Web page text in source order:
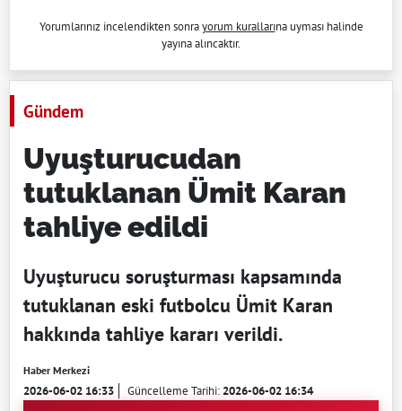
Yorumlarınız incelendikten sonrayorum kurallarına uyması halinde
yayına alıncaktır.
Gündem
Uyuşturucudan
tutuklanan Ümit Karan
tahliye edildi
Uyuşturucu soruşturması kapsamında
tutuklanan eski futbolcu Ümit Karan
hakkında tahliye kararı verildi.
Haber Merkezi
2026-06-02 16:33 Güncelleme Tarihi:2026-06-02 16:34